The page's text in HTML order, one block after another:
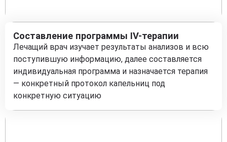
Составление программы IV-терапии
Лечащий врач изучает результаты анализов и всю
поступившую информацию, далее составляется
индивидуальная программа и назначается терапия
— конкретный протокол капельниц под
конкретную ситуацию